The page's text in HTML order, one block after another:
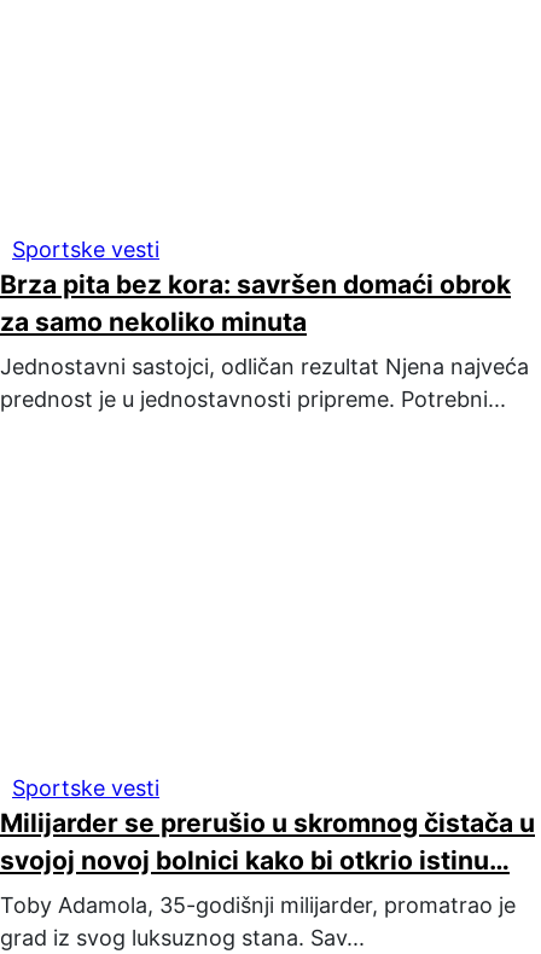
Sportske vesti
Brza pita bez kora: savršen domaći obrok
za samo nekoliko minuta
Jednostavni sastojci, odličan rezultat Njena najveća
prednost je u jednostavnosti pripreme. Potrebni...
Sportske vesti
Milijarder se prerušio u skromnog čistača u
svojoj novoj bolnici kako bi otkrio istinu…
Toby Adamola, 35-godišnji milijarder, promatrao je
grad iz svog luksuznog stana. Sav...